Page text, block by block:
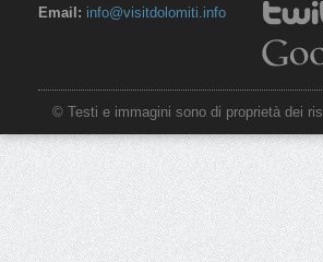
Email: info@visitdolomiti.info
© Testi e immagini sono di proprietà dei